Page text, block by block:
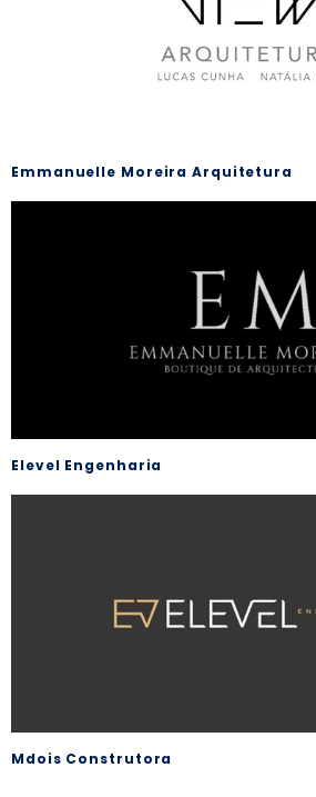
Emmanuelle Moreira Arquitetura
Elevel Engenharia
Mdois Construtora